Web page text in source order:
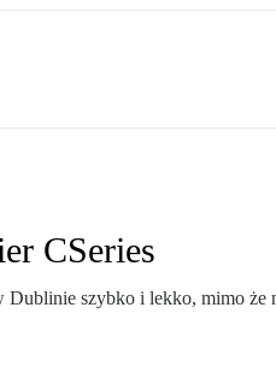
CSeries
szybko i lekko, mimo że